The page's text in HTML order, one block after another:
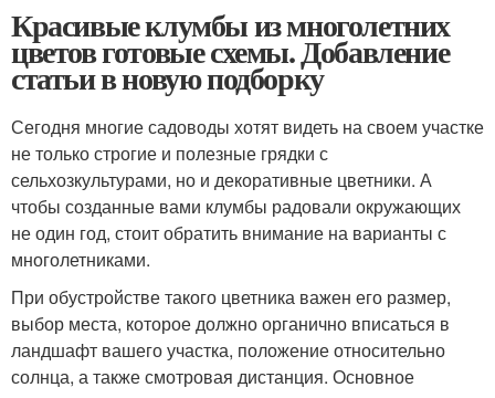
Красивые клумбы из многолетних
цветов готовые схемы. Добавление
статьи в новую подборку
Сегодня многие садоводы хотят видеть на своем участке
не только строгие и полезные грядки с
сельхозкультурами, но и декоративные цветники. А
чтобы созданные вами клумбы радовали окружающих
не один год, стоит обратить внимание на варианты с
многолетниками.
При обустройстве такого цветника важен его размер,
выбор места, которое должно органично вписаться в
ландшафт вашего участка, положение относительно
солнца, а также смотровая дистанция. Основное